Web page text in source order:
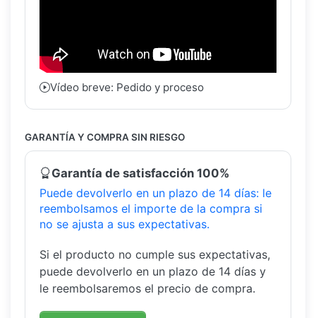
Vídeo breve: Pedido y proceso
GARANTÍA Y COMPRA SIN RIESGO
Garantía de satisfacción 100%
Puede devolverlo en un plazo de 14 días: le
reembolsamos el importe de la compra si
no se ajusta a sus expectativas.
Si el producto no cumple sus expectativas,
puede devolverlo en un plazo de 14 días y
le reembolsaremos el precio de compra.